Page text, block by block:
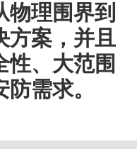
理围界到
方案，并且
性、大范围
需求。